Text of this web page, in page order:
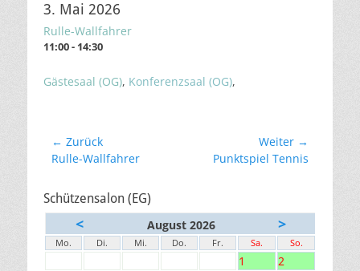
3. Mai 2026
Rulle-Wallfahrer
11:00 - 14:30
Gästesaal (OG), Konferenzsaal (OG),
Beitragsnavigation
← Zurück
Vorheriger
Rulle-Wallfahrer
Weiter →
NächsterPunktspiel Tennis
Schützensalon (EG)
< August 2026 >
Mo. Di. Mi. Do. Fr. Sa. So.
1
2